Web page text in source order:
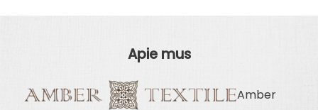
Apie mus
Amber